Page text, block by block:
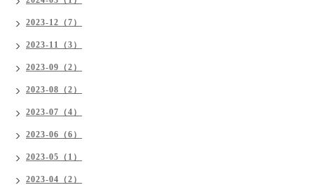
2023-12（7）
2023-11（3）
2023-09（2）
2023-08（2）
2023-07（4）
2023-06（6）
2023-05（1）
2023-04（2）